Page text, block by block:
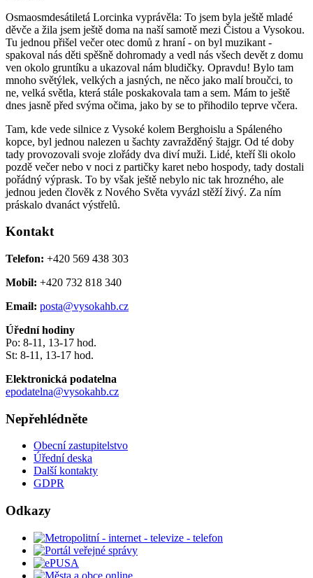
Osmaosmdesátiletá Lorcinka vyprávěla: To jsem byla ještě mladé
děvče a žila jsem ještě doma na naší samotě mezi Čistou a Vysokou.
Tu jednou přišel večer otec domů z hraní - on byl muzikant -
spakoval nás děti spěšně dohromady a vedl nás všech devět z domu
ven okolo gruntíku a ukazoval nám bludičky. Opravdu! Bylo tam
mnoho světýlek, velkých a jasných, ne něco jako malí broučci, to
ne, velká světla, která stále poskakovala tam a sem. Mám to ještě
dnes jasně před svýma očima, jako by se to přihodilo teprve včera.
Tam, kde vede silnice z Vysoké kolem Berghoislu a Spáleného
kopce, byl jednou nalezen u šachty zavražděný štajgr. Od té doby
tady provozovali svoje zlořády dva diví muži. Lidé, kteří šli okolo
pozdě večer nebo v noci z partičky karet nebo hospody, tady dostali
pořádný výprask. To by však ještě nebylo nic tak hrozného, ale
jednou jeden člověk z Nového Světa vyvázl stěží živý. Za ním
práskalo dvanáct výstřelů.
Kontakt
Telefon: +420 569 438 303
Mobil: +420 732 818 340
Email: posta@vysokahb.cz
Úřední hodiny
Po: 8-11, 13-17 hod.
St: 8-11, 13-17 hod.
Elektronická podatelna
epodatelna@vysokahb.cz
Nepřehlédněte
Obecní zastupitelstvo
Úřední deska
Další kontakty
GDPR
Odkazy